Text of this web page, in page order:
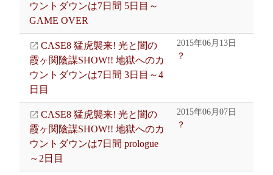
ウントダウンは7日間 5日目～
GAME OVER
CASE8 猛虎襲来! 光と闇の
霞ヶ関陰謀SHOW!! 地獄へのカ
ウントダウンは7日間 3日目～4
日目
2015年06月13日
？
CASE8 猛虎襲来! 光と闇の
霞ヶ関陰謀SHOW!! 地獄へのカ
ウントダウンは7日間 prologue
～2日目
2015年06月07日
？